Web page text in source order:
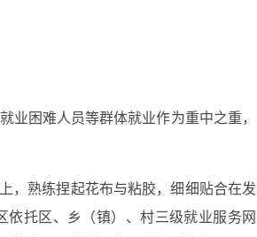
业困难人员等群体就业作为重中之重，
，熟练捏起花布与粘胶，细细贴合在发
依托区、乡（镇）、村三级就业服务网